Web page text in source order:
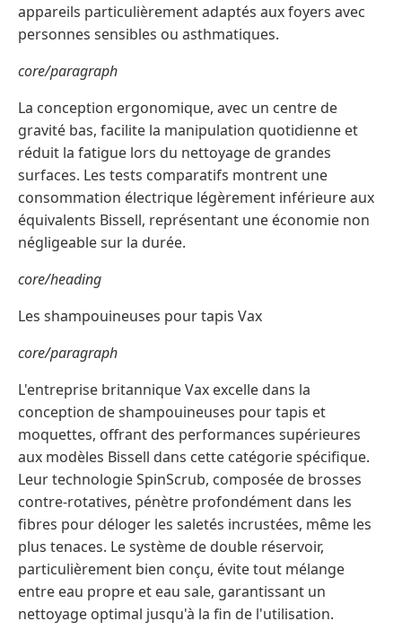
appareils particulièrement adaptés aux foyers avec
personnes sensibles ou asthmatiques.
core/paragraph
La conception ergonomique, avec un centre de
gravité bas, facilite la manipulation quotidienne et
réduit la fatigue lors du nettoyage de grandes
surfaces. Les tests comparatifs montrent une
consommation électrique légèrement inférieure aux
équivalents Bissell, représentant une économie non
négligeable sur la durée.
core/heading
Les shampouineuses pour tapis Vax
core/paragraph
L'entreprise britannique Vax excelle dans la
conception de shampouineuses pour tapis et
moquettes, offrant des performances supérieures
aux modèles Bissell dans cette catégorie spécifique.
Leur technologie SpinScrub, composée de brosses
contre-rotatives, pénètre profondément dans les
fibres pour déloger les saletés incrustées, même les
plus tenaces. Le système de double réservoir,
particulièrement bien conçu, évite tout mélange
entre eau propre et eau sale, garantissant un
nettoyage optimal jusqu'à la fin de l'utilisation.